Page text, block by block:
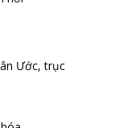
Ước, trục